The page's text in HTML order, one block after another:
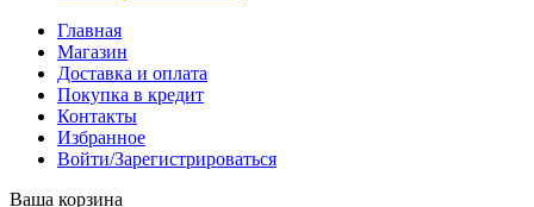
Главная
Магазин
Доставка и оплата
Покупка в кредит
Контакты
Избранное
Войти/Зарегистрироваться
Ваша корзина